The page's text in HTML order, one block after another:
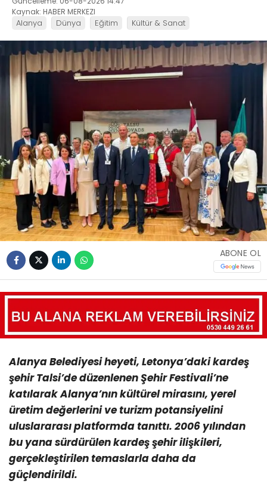
Kaynak: HABER MERKEZI
Alanya Dünya Eğitim Kültür & Sanat
ABONE OL
Alanya Belediyesi heyeti, Letonya’daki kardeş
şehir Talsi’de düzenlenen Şehir Festivali’ne
katılarak Alanya’nın kültürel mirasını, yerel
üretim değerlerini ve turizm potansiyelini
uluslararası platformda tanıttı. 2006 yılından
bu yana sürdürülen kardeş şehir ilişkileri,
gerçekleştirilen temaslarla daha da
güçlendirildi.